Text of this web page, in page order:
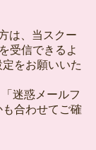
は、当スクー
受信できるよ
をお願いいた
迷惑メールフ
合わせてご確